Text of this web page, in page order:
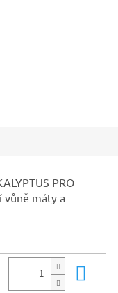
PRO
vůně máty a